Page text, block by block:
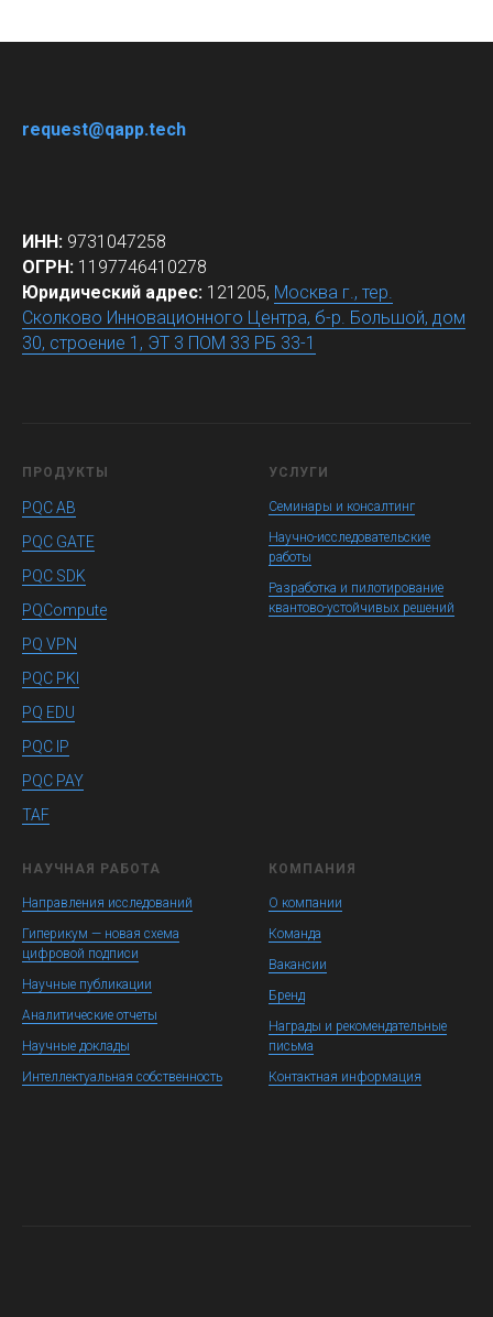
request@qapp.tech
ИНН: 9731047258
ОГРН: 1197746410278
Юридический адрес: 121205, Москва г., тер.
Сколково Инновационного Центра, б-р. Большой, дом
30, строение 1, ЭТ 3 ПОМ 33 РБ 33-1
ПРОДУКТЫ
PQC AB
PQC GATE
PQC SDK
PQCompute
PQ VPN
PQC PKI
PQ EDU
PQC IP
PQC PAY
TAF
УСЛУГИ
Семинары и консалтинг
Научно-исследовательские
работы
Разработка и пилотирование
квантово-устойчивых решений
НАУЧНАЯ РАБОТА
Направления исследований
Гиперикум — новая схема
цифровой подписи
Научные публикации
Аналитические отчеты
Научные доклады
Интеллектуальная собственность
КОМПАНИЯ
О компании
Команда
Вакансии
Бренд
Награды и рекомендательные
письма
Контактная информация